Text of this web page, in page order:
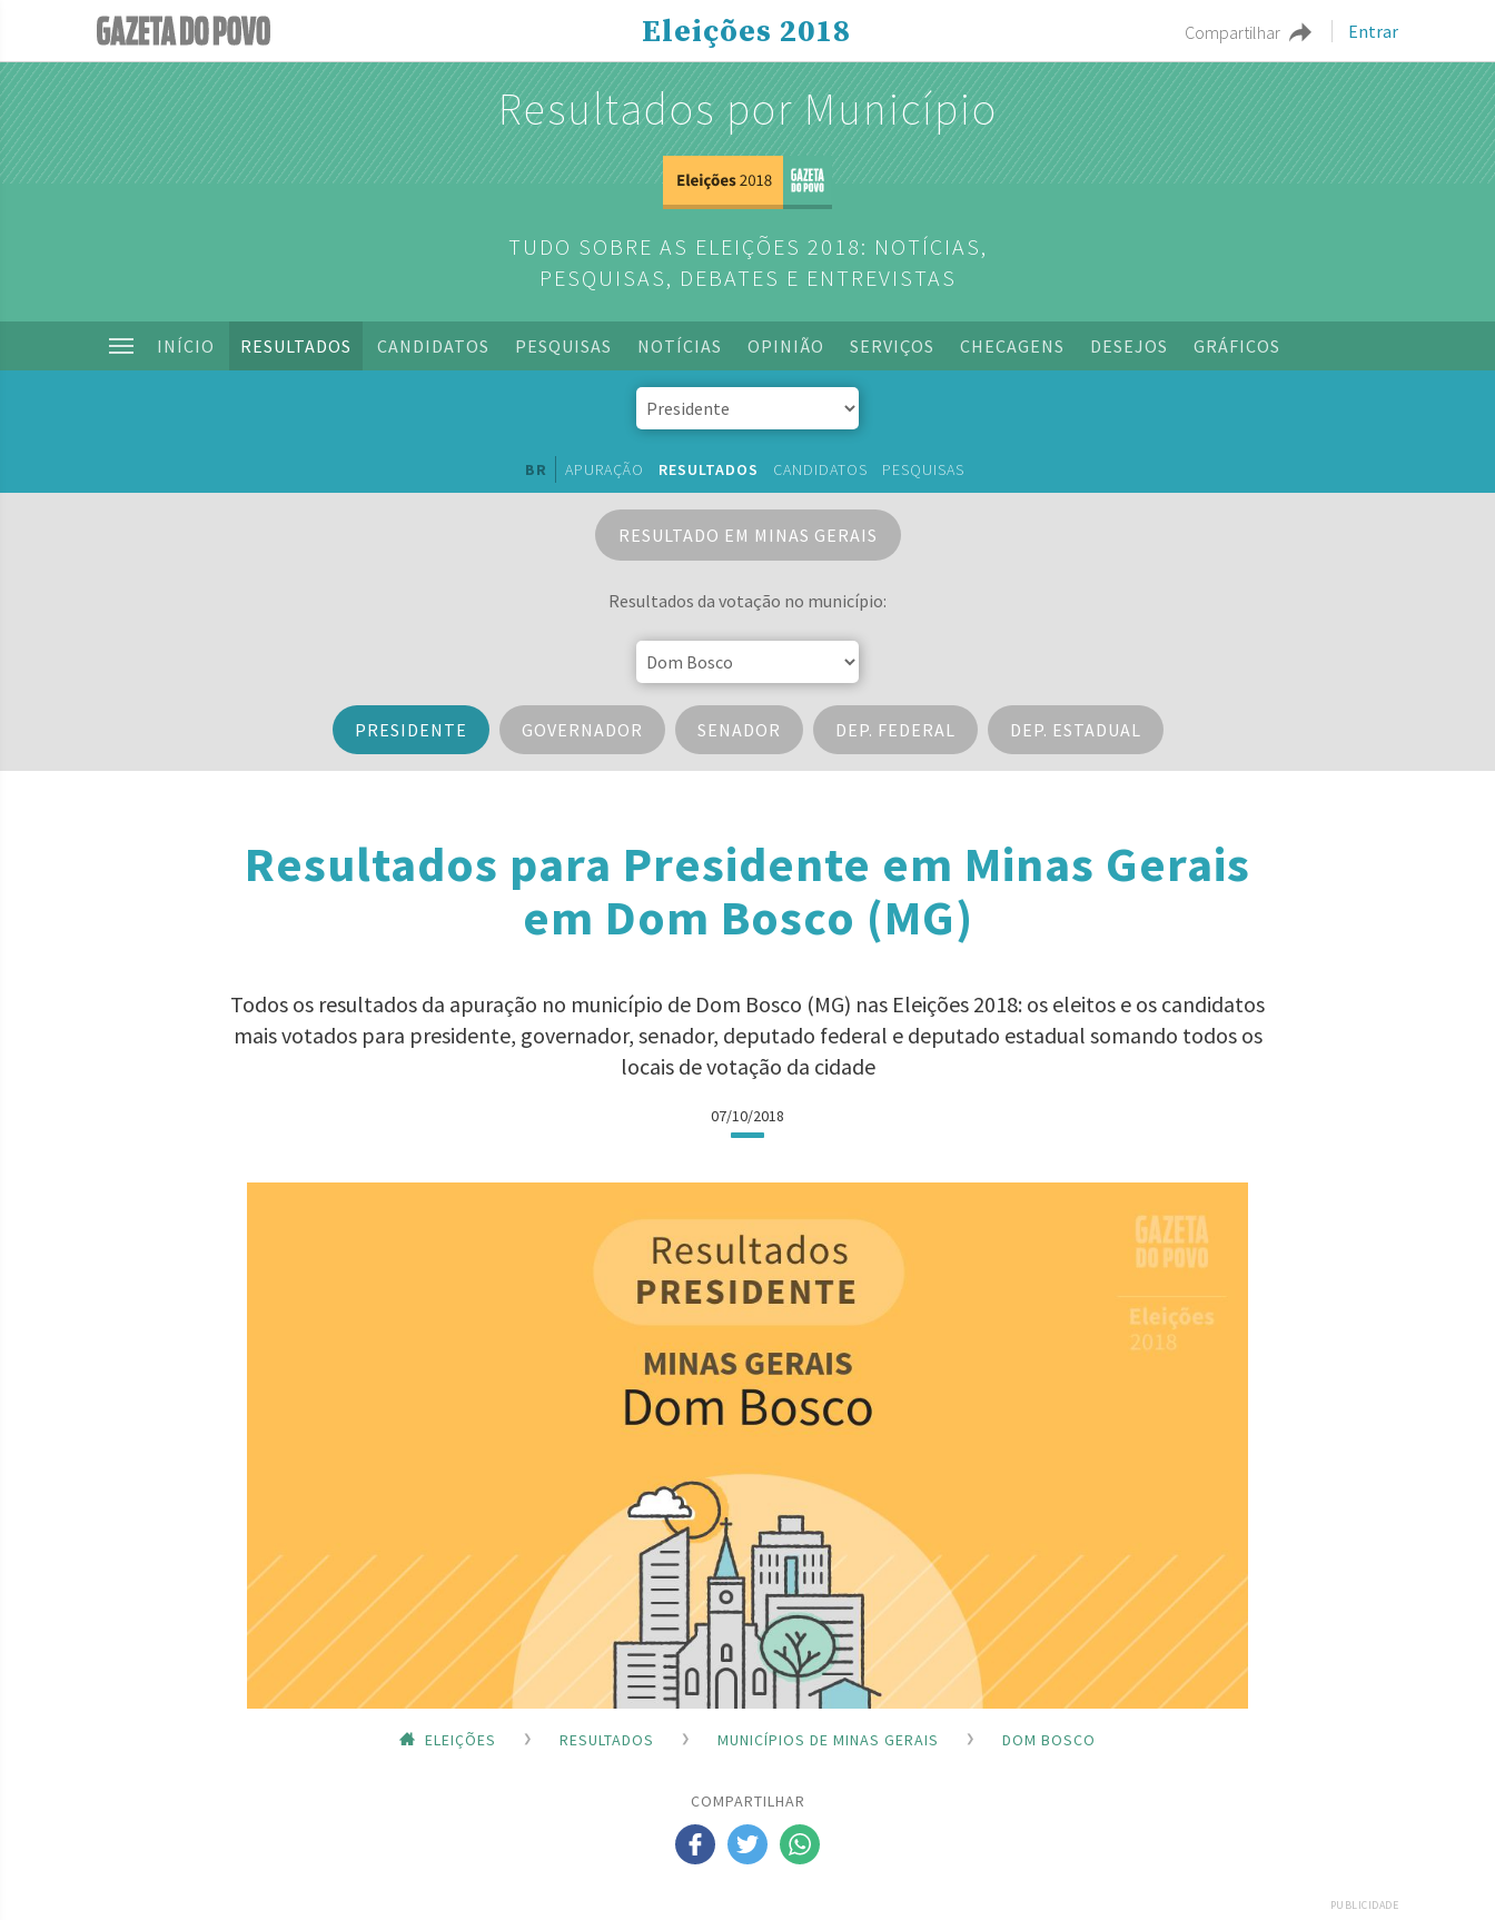
Compartilhar Entrar
Eleições 2018
Resultados por Município
TUDO SOBRE AS ELEIÇÕES 2018: NOTÍCIAS,
PESQUISAS, DEBATES E ENTREVISTAS
INÍCIO RESULTADOS CANDIDATOS PESQUISAS NOTÍCIAS OPINIÃO SERVIÇOS CHECAGENS DESEJOS GRÁFICOS
BR APURAÇÃO RESULTADOS CANDIDATOS PESQUISAS
RESULTADO EM MINAS GERAIS
Resultados da votação no município:
PRESIDENTE GOVERNADOR SENADOR DEP. FEDERAL DEP. ESTADUAL
Resultados para Presidente em Minas Gerais
em Dom Bosco (MG)
Todos os resultados da apuração no município de Dom Bosco (MG) nas Eleições 2018: os eleitos e os candidatos
mais votados para presidente, governador, senador, deputado federal e deputado estadual somando todos os
locais de votação da cidade
07/10/2018
ELEIÇÕES RESULTADOS MUNICÍPIOS DE MINAS GERAIS DOM BOSCO
COMPARTILHAR
PUBLICIDADE